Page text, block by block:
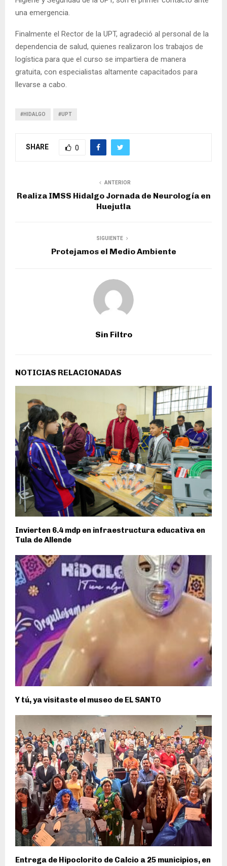
una emergencia.
Finalmente el Rector de la UPT, agradeció al personal de la
dependencia de salud, quienes realizaron los trabajos de
logística para que el curso se impartiera de manera
gratuita, con especialistas altamente capacitados para
llevarse a cabo.
#HIDALGO #UPT
SHARE 0
ANTERIOR
Realiza IMSS Hidalgo Jornada de Neurología en
Huejutla
SIGUIENTE
Protejamos el Medio Ambiente
Sin Filtro
NOTICIAS RELACIONADAS
Invierten 6.4 mdp en infraestructura educativa en
Tula de Allende
Y tú, ya visitaste el museo de EL SANTO
Entrega de Hipoclorito de Calcio a 25 municipios, en